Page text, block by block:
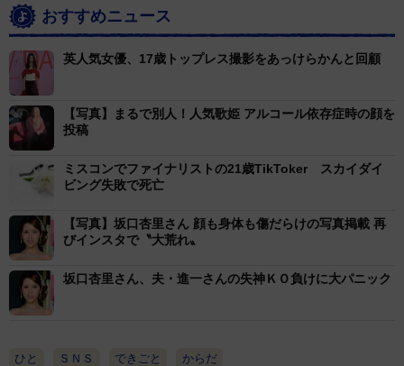
おすすめニュース
英人気女優、17歳トップレス撮影をあっけらかんと回顧
【写真】まるで別人！人気歌姫 アルコール依存症時の顔を
投稿
ミスコンでファイナリストの21歳TikToker スカイダイ
ビング失敗で死亡
【写真】坂口杏里さん 顔も身体も傷だらけの写真掲載 再
びインスタで〝大荒れ〟
坂口杏里さん、夫・進一さんの失神ＫＯ負けに大パニック
ひと ＳＮＳ できごと からだ